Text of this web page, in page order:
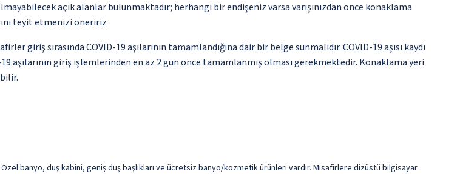
açık alanlar bulunmaktadır; herhangi bir endişeniz varsa varışınızdan önce konaklama
teyit etmenizi öneririz
giriş sırasında COVID-19 aşılarının tamamlandığına dair bir belge sunmalıdır. COVID-19 aşısı kaydı
giriş işlemlerinden en az 2 gün önce tamamlanmış olması gerekmektedir. Konaklama yeri
banyo, duş kabini, geniş duş başlıkları ve ücretsiz banyo/kozmetik ürünleri vardır. Misafirlere dizüstü bilgisayar